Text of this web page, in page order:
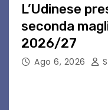
L’Udinese
seconda
2026/27
Ago 6, 2026